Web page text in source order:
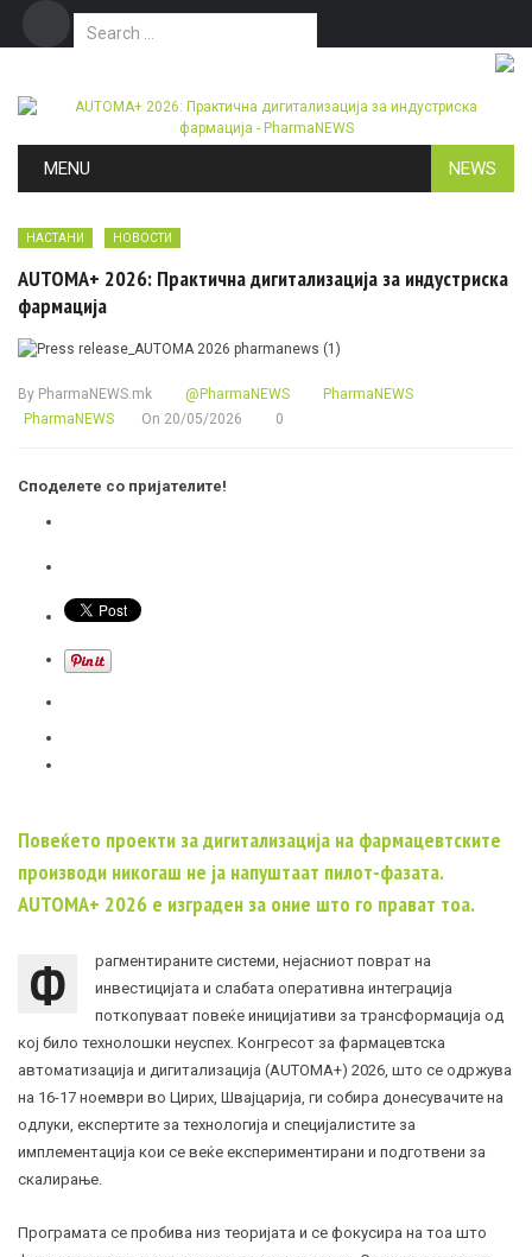
Search for:
MENU NEWS
НАСТАНИ НОВОСТИ
AUTOMA+ 2026: Практична дигитализација за индустриска
фармација
By PharmaNEWS.mk @PharmaNEWS
PharmaNEWS
PharmaNEWS
On 20/05/2026 0
Споделете со пријателите!
Повеќето проекти за дигитализација на фармацевтските
производи никогаш не ја напуштаат пилот-фазата.
AUTOMA+ 2026 е изграден за оние што го прават тоа.
Ф
рагментираните системи, нејасниот поврат на
инвестицијата и слабата оперативна интеграција
поткопуваат повеќе иницијативи за трансформација од
кој било технолошки неуспех. Конгресот за фармацевтска
автоматизација и дигитализација (AUTOMA+) 2026, што се одржува
на 16-17 ноември во Цирих, Швајцарија, ги собира донесувачите на
одлуки, експертите за технологија и специјалистите за
имплементација кои се веќе експериментирани и подготвени за
скалирање.
Програмата се пробива низ теоријата и се фокусира на тоа што